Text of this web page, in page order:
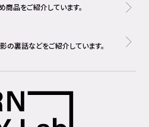
商品をご紹介しています。
の裏話などをご紹介しています。